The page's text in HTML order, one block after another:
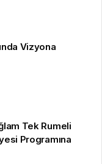
Vizyona
Tek Rumeli
Programına